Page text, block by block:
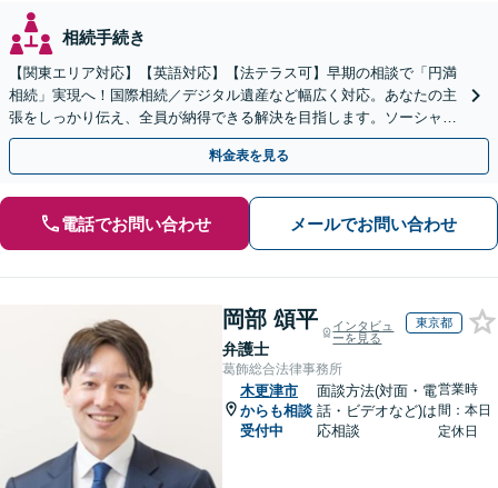
相続手続き
【関東エリア対応】【英語対応】【法テラス可】早期の相談で「円満
相続」実現へ！国際相続／デジタル遺産など幅広く対応。あなたの主
張をしっかり伝え、全員が納得できる解決を目指します。ソーシャル
ワーカー兼司法書士と連携【WEB面談可｜24時間受付】
料金表を見る
電話でお問い合わせ メールでお問い合わせ
岡部 頌平
弁護士
インタビュ
ーを見る
東京都
葛飾総合法律事務所
木更津市
からも相談
受付中
面談方法(対面・電
話・ビデオなど)は
応相談
営業時
間：本日
定休日